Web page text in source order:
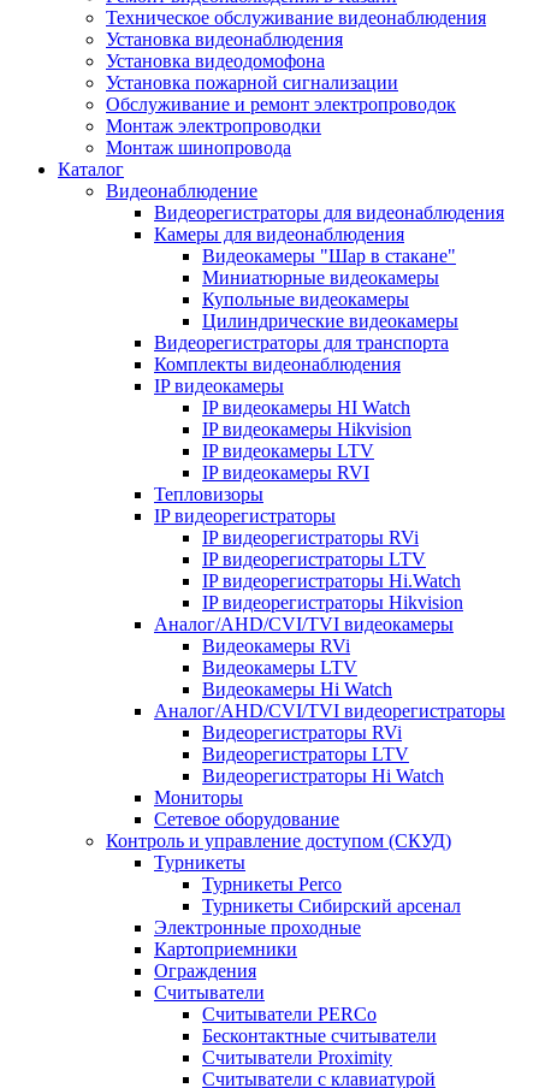
Техническое обслуживание видеонаблюдения
Установка видеонаблюдения
Установка видеодомофона
Установка пожарной сигнализации
Обслуживание и ремонт электропроводок
Монтаж электропроводки
Монтаж шинопровода
Каталог
Видеонаблюдение
Видеорегистраторы для видеонаблюдения
Камеры для видеонаблюдения
Видеокамеры "Шар в стакане"
Миниатюрные видеокамеры
Купольные видеокамеры
Цилиндрические видеокамеры
Видеорегистраторы для транспорта
Комплекты видеонаблюдения
IP видеокамеры
IP видеокамеры HI Watch
IP видеокамеры Hikvision
IP видеокамеры LTV
IP видеокамеры RVI
Тепловизоры
IP видеорегистраторы
IP видеорегистраторы RVi
IP видеорегистраторы LTV
IP видеорегистраторы Hi.Watch
IP видеорегистраторы Hikvision
Аналог/AHD/CVI/TVI видеокамеры
Видеокамеры RVi
Видеокамеры LTV
Видеокамеры Hi Watch
Аналог/AHD/CVI/TVI видеорегистраторы
Видеорегистраторы RVi
Видеорегистраторы LTV
Видеорегистраторы Hi Watch
Мониторы
Сетевое оборудование
Контроль и управление доступом (СКУД)
Турникеты
Турникеты Perco
Турникеты Сибирский арсенал
Электронные проходные
Картоприемники
Ограждения
Считыватели
Считыватели PERCo
Бесконтактные считыватели
Считыватели Proximity
Считыватели с клавиатурой